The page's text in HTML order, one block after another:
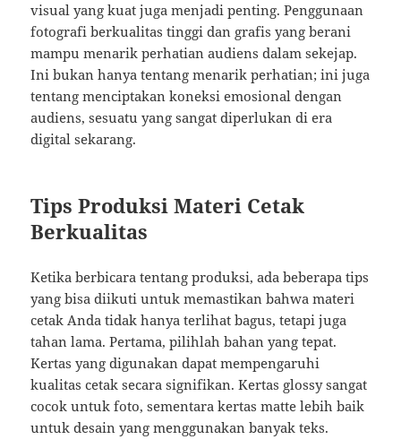
visual yang kuat juga menjadi penting. Penggunaan
fotografi berkualitas tinggi dan grafis yang berani
mampu menarik perhatian audiens dalam sekejap.
Ini bukan hanya tentang menarik perhatian; ini juga
tentang menciptakan koneksi emosional dengan
audiens, sesuatu yang sangat diperlukan di era
digital sekarang.
Tips Produksi Materi Cetak
Berkualitas
Ketika berbicara tentang produksi, ada beberapa tips
yang bisa diikuti untuk memastikan bahwa materi
cetak Anda tidak hanya terlihat bagus, tetapi juga
tahan lama. Pertama, pilihlah bahan yang tepat.
Kertas yang digunakan dapat mempengaruhi
kualitas cetak secara signifikan. Kertas glossy sangat
cocok untuk foto, sementara kertas matte lebih baik
untuk desain yang menggunakan banyak teks.